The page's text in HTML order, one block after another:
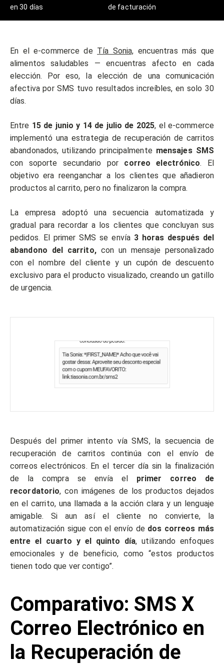
en 30 días de facturación
En el e-commerce de Tía Sonia, encuentras más que
alimentos saludables — encuentras afecto en cada
elección. Por eso, la elección de una comunicación
afectiva por SMS tuvo resultados increíbles, en solo 30
días.
Entre 15 de junio y 14 de julio de 2025, el e-commerce
implementó una estrategia de recuperación de carritos
abandonados, utilizando principalmente mensajes SMS
con soporte secundario por correo electrónico. El
objetivo era reenganchar a los clientes que añadieron
productos al carrito, pero no finalizaron la compra.
La empresa adoptó una secuencia automatizada y
gradual para recordar a los clientes que concluyan sus
pedidos. El primer SMS se envía 3 horas después del
abandono del carrito,con un mensaje personalizado
con el nombre del cliente y un cupón de descuento
exclusivo para el producto visualizado, creando un gatillo
de urgencia.
Después del primer intento vía SMS, la secuencia de
recuperación de carritos continúa con el envío de
correos electrónicos. En el tercer día sin la finalización
de la compra se envía el primer correo de
recordatorio, con imágenes de los productos dejados
en el carrito, una llamada a la acción clara y un lenguaje
amigable. Si aun así el cliente no convierte, la
automatización sigue con el envío de dos correos más
entre el cuarto y el quinto día, utilizando enfoques
emocionales y de beneficio, como “estos productos
tienen todo que ver contigo”.
Comparativo: SMS X
Correo Electrónico en
la Recuperación de